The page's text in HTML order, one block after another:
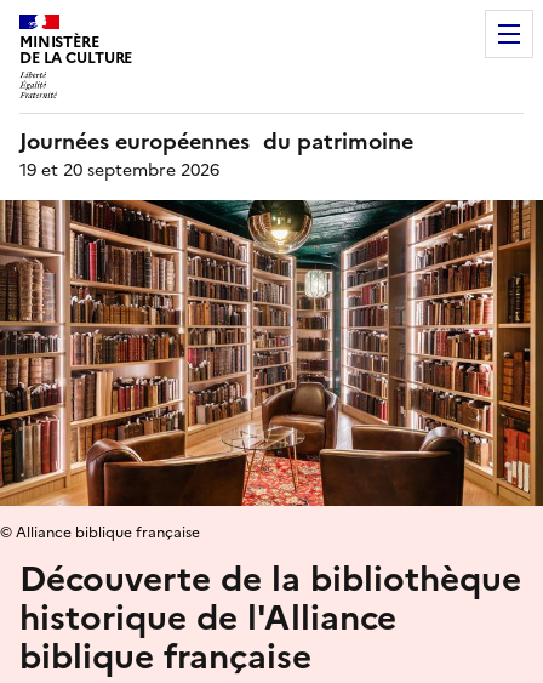
MINISTÈRE
DE LA CULTURE
Journées européennes du patrimoine
19 et 20 septembre 2026
Découverte de la bibliothèque
historique de l'Alliance
biblique française
© Alliance biblique française